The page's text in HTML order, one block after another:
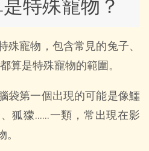
特殊寵物？
殊寵物，包含常見的兔子、
算是特殊寵物的範圍。
袋第一個出現的可能是像鱷
狐獴……一類，常出現在影